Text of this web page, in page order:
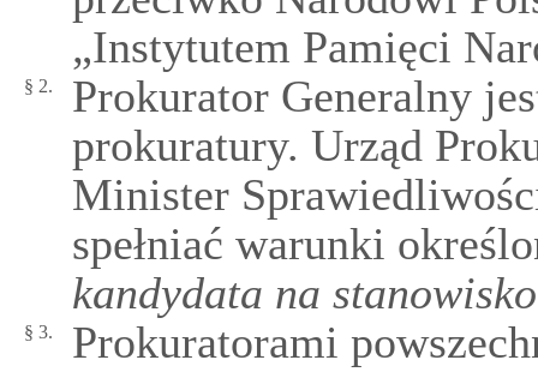
„Instytutem Pamięci
§ 2.
Prokurator Generalny
prokuratury. Urząd
Minister
spełniać warunki
kandydata na
§ 3.
Prokuratorami